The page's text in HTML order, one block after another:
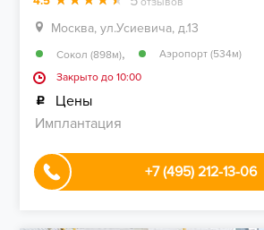
Москва, ул.Усиевича, д.13
Сокол (898м),
Аэропорт (534м)
Закрыто до 10:00
Цены
Имплантация
+7 (495) 212-13-06